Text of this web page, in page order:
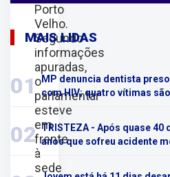
Porto
Velho.
Segundo
informações
apuradas,
o
parlamentar
esteve
em
frente
à
sede
MAIS LIDAS
01
MP denuncia dentista
com HIV; quatro vítimas
02 TRISTEZA - Após quase
anos que sofreu acidente